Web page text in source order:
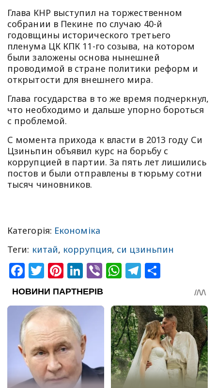
Глава КНР выступил на торжественном
собрании в Пекине по случаю 40-й
годовщины исторического третьего
пленума ЦК КПК 11-го созыва, на котором
были заложены основа нынешней
проводимой в стране политики реформ и
открытости для внешнего мира.
Глава государства в то же время подчеркнул,
что необходимо и дальше упорно бороться
с проблемой.
С момента прихода к власти в 2013 году Си
Цзиньпин объявил курс на борьбу с
коррупцией в партии. За пять лет лишились
постов и были отправлены в тюрьму сотни
тысяч чиновников.
Категорія: Економіка
Теги: китай, коррупция, си цзиньпин
Facebook
Twitter
Pinterest
LinkedIn
ViberWhatsApp
Telegram